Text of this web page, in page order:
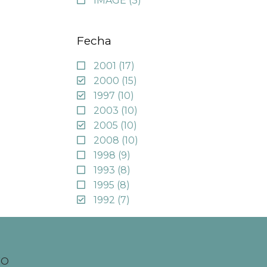
Fecha
2001 (17)
2000 (15)
1997 (10)
2003 (10)
2005 (10)
2008 (10)
1998 (9)
1993 (8)
1995 (8)
1992 (7)